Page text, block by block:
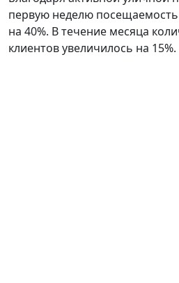
первую неделю посещаемость
на 40%. В течение месяца
клиентов увеличилось на 15%.